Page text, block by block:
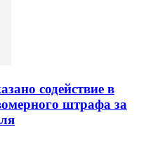
содействие в
штрафа за